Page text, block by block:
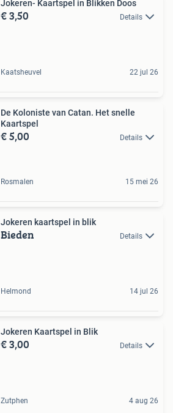
Jokeren- Kaartspel in Blikken Doos
€ 3,50 Details
Kaatsheuvel 22 jul 26
De Koloniste van Catan. Het snelle
Kaartspel
€ 5,00 Details
Rosmalen 15 mei 26
Jokeren kaartspel in blik
Bieden Details
Helmond 14 jul 26
Jokeren Kaartspel in Blik
€ 3,00 Details
Zutphen 4 aug 26